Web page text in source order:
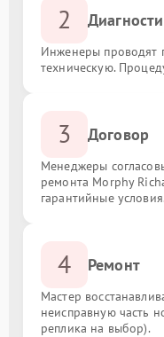
2
Инженеры проводят
техническую.
3 Договор
Менеджеры
ремонта Morphy
гарантийные условия.
4 Ремонт
Мастер
неисправную часть
реплика на выбор).